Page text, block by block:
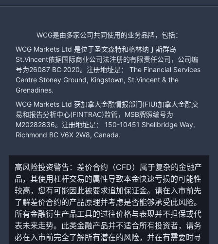
WCG是由多家公司共同使用的业务品牌，包括：
WCG Markets Ltd 是位于圣文森特和格林纳丁斯群岛
St.Vincent依据国际商业公司法注册的有限责任公司，公司编
号为26087 BC 2020。注册地址是： The Financial Services
Centre Stoney Ground, Kingstown, St.Vincent & the
Grenadines.
WCG Markets Ltd 获加拿大金融情报部门(FIU)加拿大金融交
易和报告分析中心(FINTRAC)监管，MSB牌照编号为
M20282836。注册地址是： 150-10451 Shellbridge Way,
Richmond BC V6X 2W8, Canada.
高风险投资警告：差价合约（CFD）属于复杂的金融产
品，其使用杠杆交易的属性导致本金快速亏损的可能性
较高，您有可能因此被要求追加保证金。请在入市前先
了解差价合约的产品原理并考虑是否能够承受此风险。
所有金融衍生产品工具的过往价格与表现并不担保或代
表未来走势。此类金融产品并不适合所有投资者，请务
必在入市前完全了解所有潜在的风险，并在有需要时寻